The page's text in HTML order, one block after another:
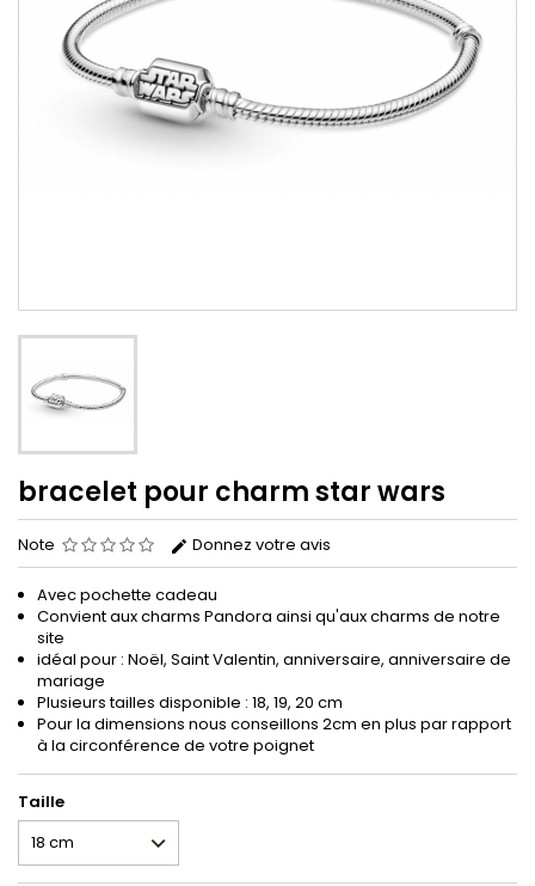
bracelet pour charm star wars
Note Donnez votre avis
Avec pochette cadeau
Convient auxcharms Pandora ainsi qu'aux charms de notre
site
idéal pour : Noël, Saint Valentin, anniversaire, anniversaire de
mariage
Plusieurs tailles disponible : 18, 19, 20 cm
Pour la dimensions nous conseillons 2cm en plus par rapport
à la circonférence de votre poignet
Taille